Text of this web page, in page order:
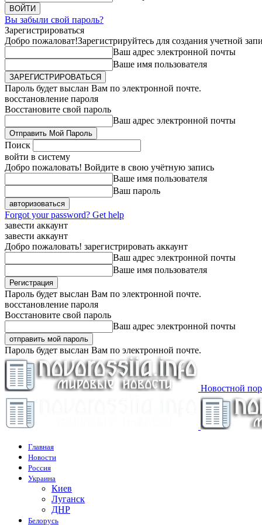
Вы забыли свой пароль?
Зарегистрироваться
Добро пожаловат!Зарегистрируйтесь для создания учетной
Ваш адрес электронной почты
Ваше имя пользователя
Пароль будет выслан Вам по электронной почте.
восстановление пароля
Восстановите свой пароль
Ваш адрес электронной почты
Поиск
войти в систему
Добро пожаловать! Войдите в свою учётную запись
Ваше имя пользователя
Ваш пароль
Forgot your password? Get help
завести аккаунт
завести аккаунт
Добро пожаловать! зарегистрировать аккаунт
Ваш адрес электронной почты
Ваше имя пользователя
Пароль будет выслан Вам по электронной почте.
восстановление пароля
Восстановите свой пароль
Ваш адрес электронной почты
Пароль будет выслан Вам по электронной почте.
Новостной
Главная
Новости
Россия
Украина
Киев
Луганск
ДНР
Белорусь